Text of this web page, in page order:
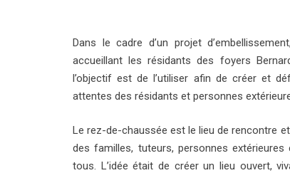
Dans le cadre d’un projet
accueillant les résidants des foyers
l’objectif est de l’utiliser afin de créer et
attentes des résidants et personnes
Le rez-de-chaussée est le lieu de rencontre
des familles, tuteurs, personnes
tous. L’idée était de créer un lieu ouvert,